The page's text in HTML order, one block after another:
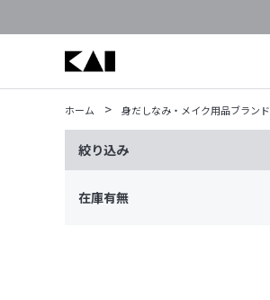
ホーム > 身だしなみ・メイク用品ブランド
絞り込み
在庫有無